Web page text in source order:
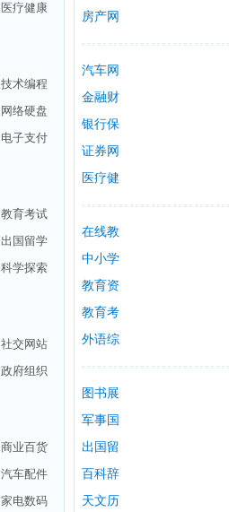
医疗健康
技术编程
网络硬盘
电子支付
教育考试
出国留学
科学探索
社交网站
政府组织
商业百货
汽车配件
家电数码
具
房产网
站
汽车网
站
金融财
经
银行保
险
证券网
站
医疗健
康
在线教
育
中小学
校
教育资
讯
教育考
试
外语综
合
图书展
馆
军事国
防
出国留
学
百科辞
典
天文历